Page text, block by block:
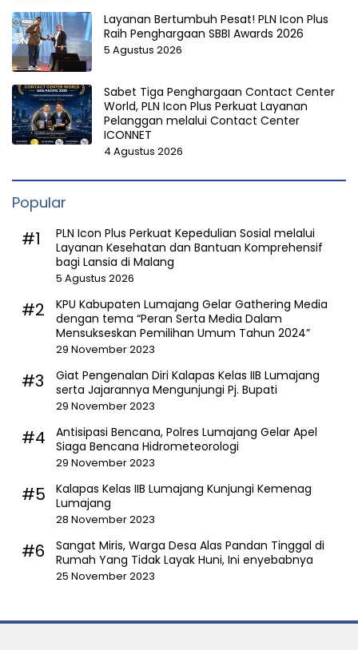
Layanan Bertumbuh Pesat! PLN Icon Plus
Raih Penghargaan SBBI Awards 2026
5 Agustus 2026
Sabet Tiga Penghargaan Contact Center
World, PLN Icon Plus Perkuat Layanan
Pelanggan melalui Contact Center
ICONNET
4 Agustus 2026
Popular
#1
PLN Icon Plus Perkuat Kepedulian Sosial melalui
Layanan Kesehatan dan Bantuan Komprehensif
bagi Lansia di Malang
5 Agustus 2026
#2
KPU Kabupaten Lumajang Gelar Gathering Media
dengan tema “Peran Serta Media Dalam
Mensukseskan Pemilihan Umum Tahun 2024”
29 November 2023
#3
Giat Pengenalan Diri Kalapas Kelas IIB Lumajang
serta Jajarannya Mengunjungi Pj. Bupati
29 November 2023
#4
Antisipasi Bencana, Polres Lumajang Gelar Apel
Siaga Bencana Hidrometeorologi
29 November 2023
#5
Kalapas Kelas IIB Lumajang Kunjungi Kemenag
Lumajang
28 November 2023
#6
Sangat Miris, Warga Desa Alas Pandan Tinggal di
Rumah Yang Tidak Layak Huni, Ini enyebabnya
25 November 2023